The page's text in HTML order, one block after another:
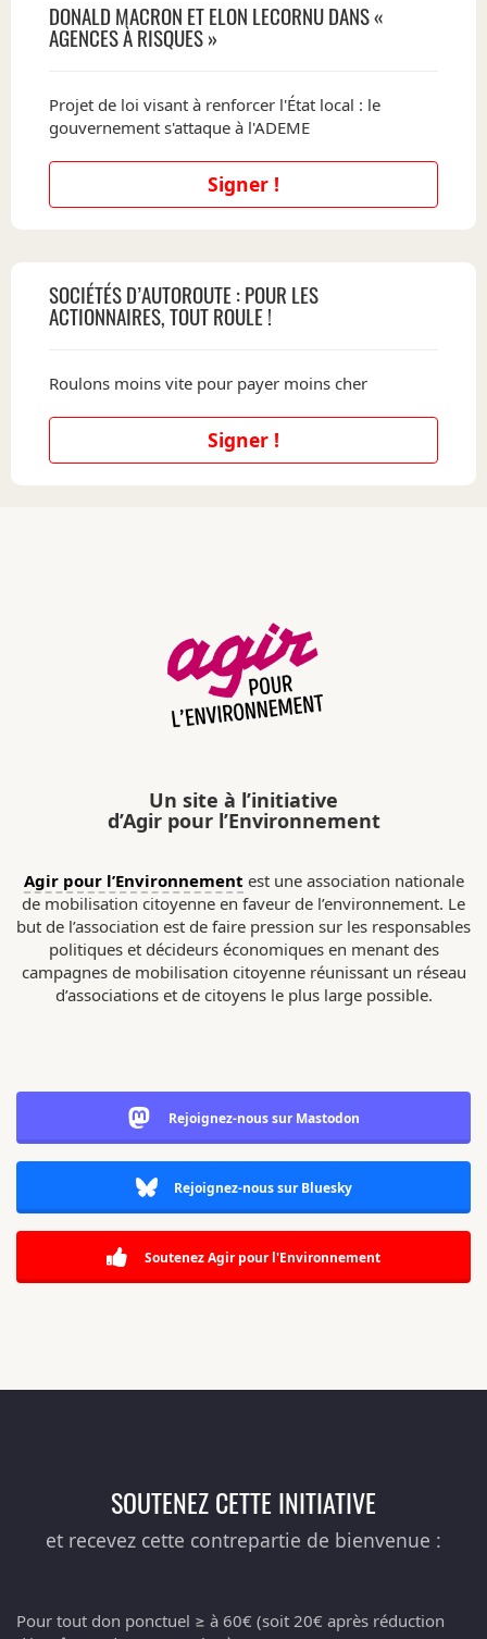
DONALD MACRON ET ELON LECORNU DANS «
AGENCES À RISQUES »
Projet de loi visant à renforcer l'État local : le
gouvernement s'attaque à l'ADEME
Signer !
SOCIÉTÉS D’AUTOROUTE : POUR LES
ACTIONNAIRES, TOUT ROULE !
Roulons moins vite pour payer moins cher
Signer !
Un site à l’initiative
d’Agir pour l’Environnement
Agir pour l’Environnement est une association nationale
de mobilisation citoyenne en faveur de l’environnement. Le
but de l’association est de faire pression sur les responsables
politiques et décideurs économiques en menant des
campagnes de mobilisation citoyenne réunissant un réseau
d’associations et de citoyens le plus large possible.
Rejoignez-nous sur Mastodon
Rejoignez-nous sur Bluesky
Soutenez Agir pour l'Environnement
SOUTENEZ CETTE INITIATIVE
et recevez cette contrepartie de bienvenue :
Pour tout don ponctuel ≥ à 60€ (soit 20€ après réduction